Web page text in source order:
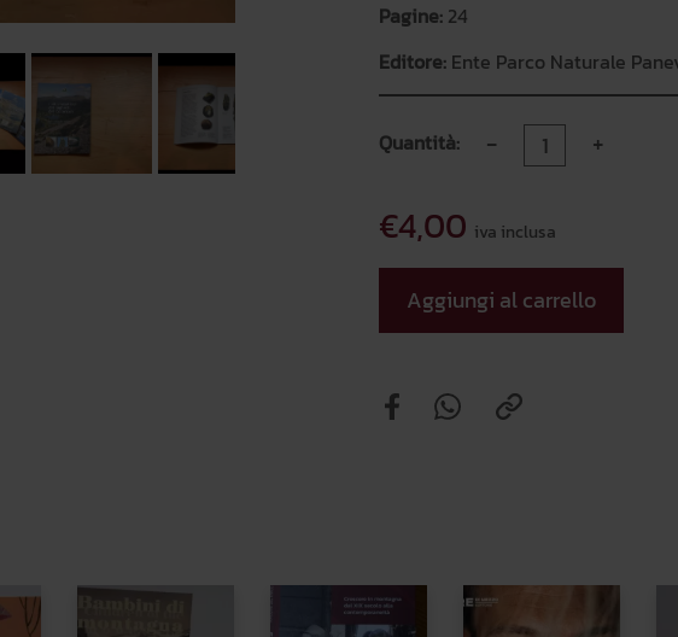
Pagine: 24
Editore: Ente Parco Naturale
Quantità: - +
€4,00 iva inclusa
Aggiungi al carrello